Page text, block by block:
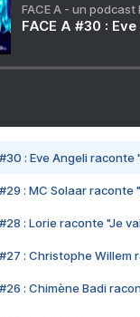
FACE A - un
FACE A #30 :
#30 : Eve Angeli
#29 : MC Solaar raconte
#28 : Lorie raconte "Je
#27 : Christophe Willem
#26 : Chimène Badi